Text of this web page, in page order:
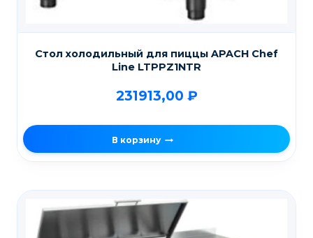
Стол холодильный для пиццы APACH Chef
Line LTPPZ1NTR
231913,00 ₽
В корзину